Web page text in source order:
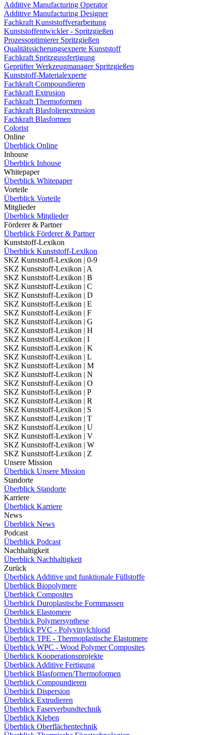
Additive Manufacturing Operator
Additive Manufacturing Designer
Fachkraft Kunststoffverarbeitung
Kunststoffentwickler - Spritzgießen
Prozessoptimierer Spritzgießen
Qualitätssicherungsexperte Kunststoff
Fachkraft Spritzgussfertigung
Geprüfter Werkzeugmanager Spritzgießen
Kunststoff-Materialexperte
Fachkraft Compoundieren
Fachkraft Extrusion
Fachkraft Thermoformen
Fachkraft Blasfolienextrusion
Fachkraft Blasformen
Colorist
Online
Überblick Online
Inhouse
Überblick Inhouse
Whitepaper
Überblick Whitepaper
Vorteile
Überblick Vorteile
Mitglieder
Überblick Mitglieder
Förderer & Partner
Überblick Förderer & Partner
Kunststoff-Lexikon
Überblick Kunststoff-Lexikon
SKZ Kunststoff-Lexikon | 0-9
SKZ Kunststoff-Lexikon | A
SKZ Kunststoff-Lexikon | B
SKZ Kunststoff-Lexikon | C
SKZ Kunststoff-Lexikon | D
SKZ Kunststoff-Lexikon | E
SKZ Kunststoff-Lexikon | F
SKZ Kunststoff-Lexikon | G
SKZ Kunststoff-Lexikon | H
SKZ Kunststoff-Lexikon | I
SKZ Kunststoff-Lexikon | K
SKZ Kunststoff-Lexikon | L
SKZ Kunststoff-Lexikon | M
SKZ Kunststoff-Lexikon | N
SKZ Kunststoff-Lexikon | O
SKZ Kunststoff-Lexikon | P
SKZ Kunststoff-Lexikon | R
SKZ Kunststoff-Lexikon | S
SKZ Kunststoff-Lexikon | T
SKZ Kunststoff-Lexikon | U
SKZ Kunststoff-Lexikon | V
SKZ Kunststoff-Lexikon | W
SKZ Kunststoff-Lexikon | Z
Unsere Mission
Überblick Unsere Mission
Standorte
Überblick Standorte
Karriere
Überblick Karriere
News
Überblick News
Podcast
Überblick Podcast
Nachhaltigkeit
Überblick Nachhaltigkeit
Zurück
Überblick Additive und funktionale Füllstoffe
Überblick Biopolymere
Überblick Composites
Überblick Duroplastische Formmassen
Überblick Elastomere
Überblick Polymersynthese
Überblick PVC - Polyvinylchlorid
Überblick TPE - Thermoplastische Elastomere
Überblick WPC - Wood Polymer Composites
Überblick Kooperationsprojekte
Überblick Additive Fertigung
Überblick Blasformen/Thermoformen
Überblick Compoundieren
Überblick Dispersion
Überblick Extrudieren
Überblick Faserverbundtechnik
Überblick Kleben
Überblick Oberflächentechnik